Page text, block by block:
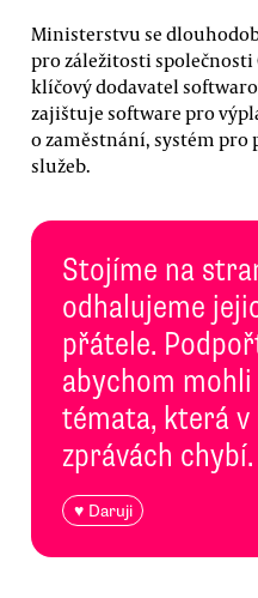
Ministerstvu se
pro záležitosti společnosti
klíčový dodavatel
zajištuje software pro
o zaměstnání, systém
služeb.
Stojíme na
odhalujeme
přátele.
abychom
témata, která v
zprávách chybí.
♥ Daruji